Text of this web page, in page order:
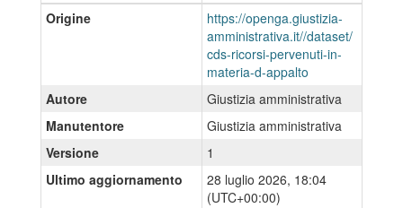
Origine
https://openga.giustizia-
amministrativa.it//dataset/
cds-ricorsi-pervenuti-in-
materia-d-appalto
Autore
Giustizia amministrativa
Manutentore
Giustizia amministrativa
Versione
1
Ultimo aggiornamento
28 luglio 2026, 18:04
(UTC+00:00)